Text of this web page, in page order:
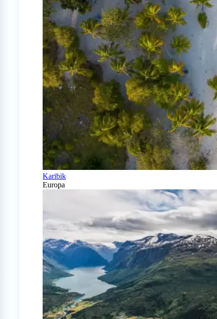
Karibik
Europa